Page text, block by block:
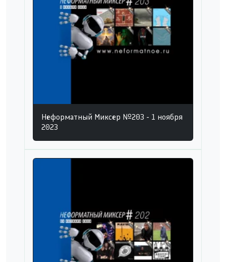
Неформатный Миксер №203 - 1 ноября
2023